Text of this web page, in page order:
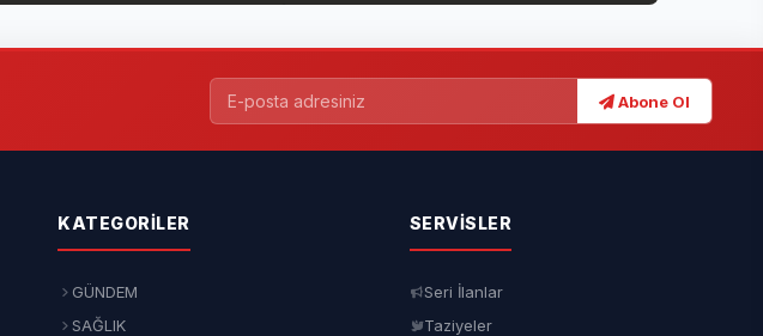
Abone Ol
KATEGORILER
GÜNDEM
SAĞLIK
SERVISLER
Seri İlanlar
Taziyeler